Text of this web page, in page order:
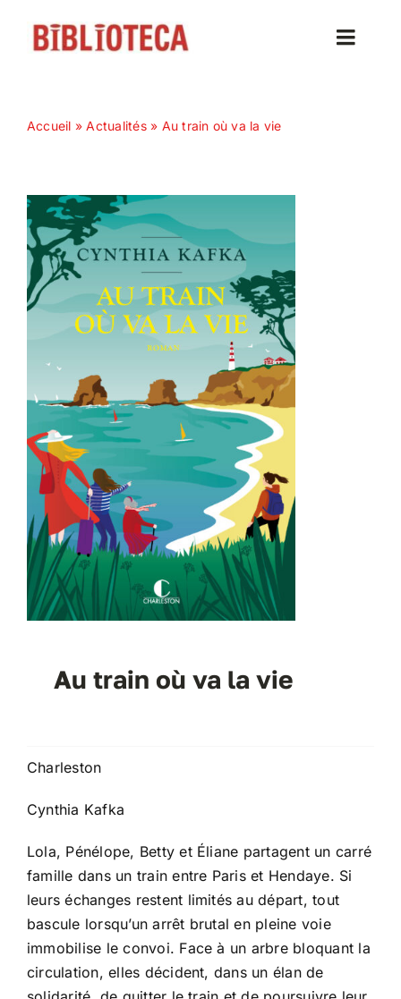
Toggle
Nos magazines
Abonnez-vous
Contact
Accueil »Actualités» Au train où va la vie
Au train où va la vie
Charleston
Cynthia Kafka
Lola, Pénélope, Betty et Éliane partagent un carré
famille dans un train entre Paris et Hendaye. Si
leurs échanges restent limités au départ, tout
bascule lorsqu’un arrêt brutal en pleine voie
immobilise le convoi. Face à un arbre bloquant la
circulation, elles décident, dans un élan de